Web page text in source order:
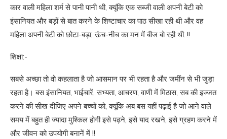
कार वाली महिला शर्म से पानी पानी थी, क्यूंकि एक सब्जी वाली अपनी बेटी को
इंसानियत और बड़ों से बात करने के शिष्टाचार का पाठ सीखा रही थी और वह
महिला अपनी बेटी को छोटा-बड़ा, ऊंच-नीच का मन में बीज बो रही थी..!!
शिक्षा:-
सबसे अच्छा तो वो कहलाता है जो आसमान पर भी रहता है और जमींन से भी जुड़ा
रहता है। बस इंसानियत, भाईचारें, सभ्यता, आचरण, वाणी में मिठास, सब की इज्जत
करने की सीख दीजिए अपने बच्चों को, क्यूंकि अब बस यहीं पढ़ाई है जो आने वाले
समय में बहुत ही ज्यादा मुश्किल होगी इसे पढ़ने, इसे याद रखने, इसे ग्रहण करने में
और जीवन को उपयोगी बनानें में !!